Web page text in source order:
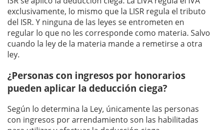
exclusivamente, lo mismo que la LISR regula el tributo
del ISR. Y ninguna de las leyes se entrometen en
regular lo que no les corresponde como materia. Salvo
cuando la ley de la materia mande a remetirse a otra
ley.
¿Personas con ingresos por honorarios
pueden aplicar la deducción ciega?
Según lo determina la Ley, únicamente las personas
con ingresos por arrendamiento son las habilitadas